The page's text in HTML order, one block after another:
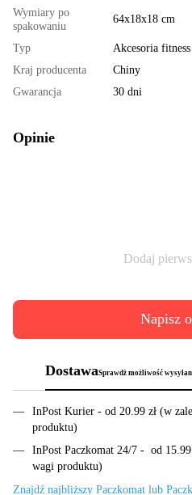
Wymiary po
spakowaniu
64x18x18 cm
Typ
Akcesoria fitness
Kraj producenta
Chiny
Gwarancja
30 dni
Opinie
Dodaj
Napisz
DostawaSprawdż możliwość
InPost Kurier - od 20.99 zł (w
produktu)
InPost Paczkomat 24/7 - od
wagi produktu)
Znajdź najbliższy Paczkomat lub